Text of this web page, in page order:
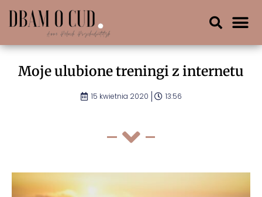
Moje ulubione treningi z internetu
15 kwietnia 2020 13:56